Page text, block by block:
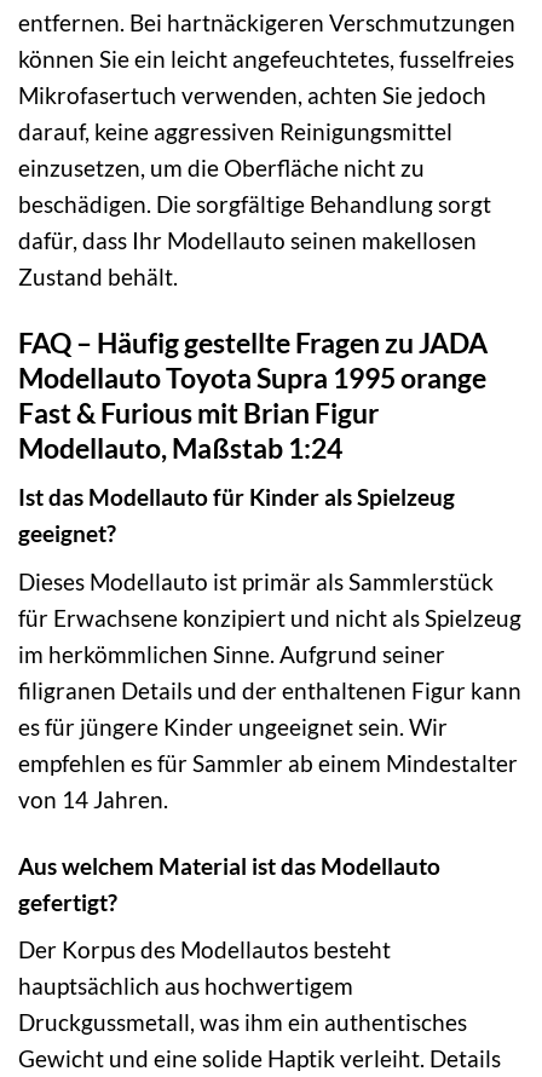
entfernen. Bei hartnäckigeren Verschmutzungen
können Sie ein leicht angefeuchtetes, fusselfreies
Mikrofasertuch verwenden, achten Sie jedoch
darauf, keine aggressiven Reinigungsmittel
einzusetzen, um die Oberfläche nicht zu
beschädigen. Die sorgfältige Behandlung sorgt
dafür, dass Ihr Modellauto seinen makellosen
Zustand behält.
FAQ – Häufig gestellte Fragen zu JADA
Modellauto Toyota Supra 1995 orange
Fast & Furious mit Brian Figur
Modellauto, Maßstab 1:24
Ist das Modellauto für Kinder als Spielzeug
geeignet?
Dieses Modellauto ist primär als Sammlerstück
für Erwachsene konzipiert und nicht als Spielzeug
im herkömmlichen Sinne. Aufgrund seiner
filigranen Details und der enthaltenen Figur kann
es für jüngere Kinder ungeeignet sein. Wir
empfehlen es für Sammler ab einem Mindestalter
von 14 Jahren.
Aus welchem Material ist das Modellauto
gefertigt?
Der Korpus des Modellautos besteht
hauptsächlich aus hochwertigem
Druckgussmetall, was ihm ein authentisches
Gewicht und eine solide Haptik verleiht. Details